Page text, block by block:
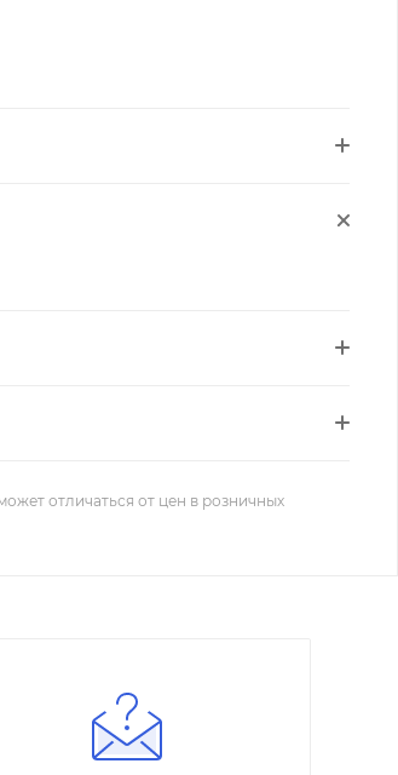
отличаться от цен в розничных